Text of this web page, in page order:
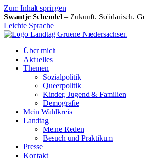
Zum Inhalt springen
Swantje Schendel – Zukunft. Solidarisch.
Leichte Sprache
Über mich
Aktuelles
Themen
Sozialpolitik
Queerpolitik
Kinder, Jugend & Familien
Demografie
Mein Wahlkreis
Landtag
Meine Reden
Besuch und Praktikum
Presse
Kontakt